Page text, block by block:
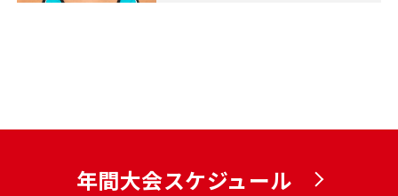
年間大会スケジュール